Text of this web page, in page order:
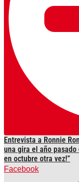
Entrevista a Ronnie
una gira el año
en octubre otra vez!”
Facebook